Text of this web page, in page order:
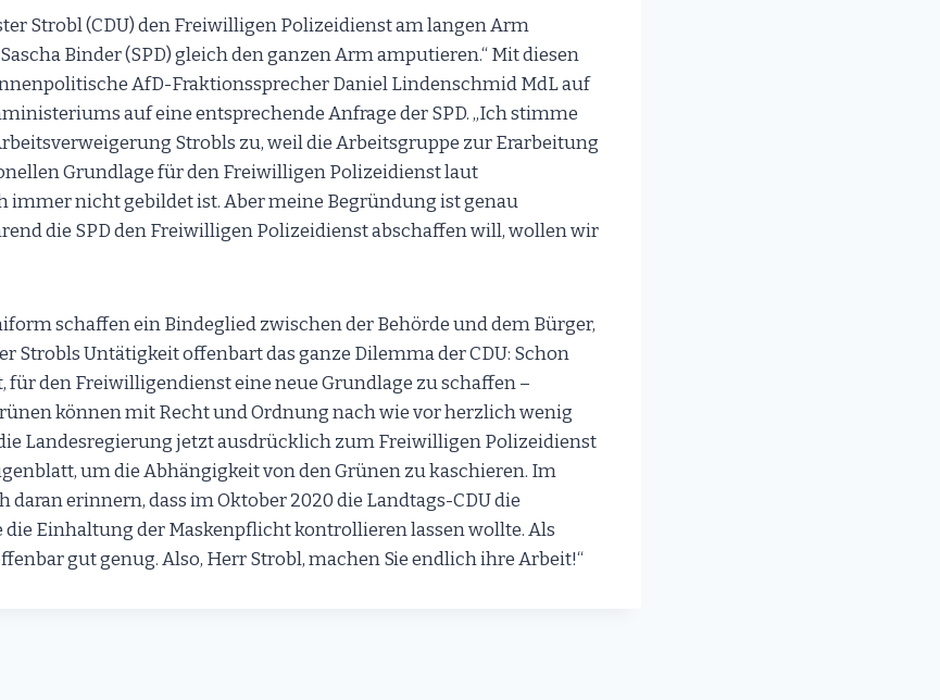
Strobl (CDU) den Freiwilligen Polizeidienst am langen Arm
Binder (SPD) gleich den ganzen Arm amputieren.“ Mit diesen
AfD-Fraktionssprecher Daniel Lindenschmid MdL auf
auf eine entsprechende Anfrage der SPD. „Ich stimme
Strobls zu, weil die Arbeitsgruppe zur Erarbeitung
Grundlage für den Freiwilligen Polizeidienst laut
immer nicht gebildet ist. Aber meine Begründung ist genau
die SPD den Freiwilligen Polizeidienst abschaffen will, wollen wir
schaffen ein Bindeglied zwischen der Behörde und dem Bürger,
Strobls Untätigkeit offenbart das ganze Dilemma der CDU: Schon
für den Freiwilligendienst eine neue Grundlage zu schaffen –
können mit Recht und Ordnung nach wie vor herzlich wenig
Landesregierung jetzt ausdrücklich zum Freiwilligen Polizeidienst
um die Abhängigkeit von den Grünen zu kaschieren. Im
daran erinnern, dass im Oktober 2020 die Landtags-CDU die
Einhaltung der Maskenpflicht kontrollieren lassen wollte. Als
gut genug. Also, Herr Strobl, machen Sie endlich ihre Arbeit!“